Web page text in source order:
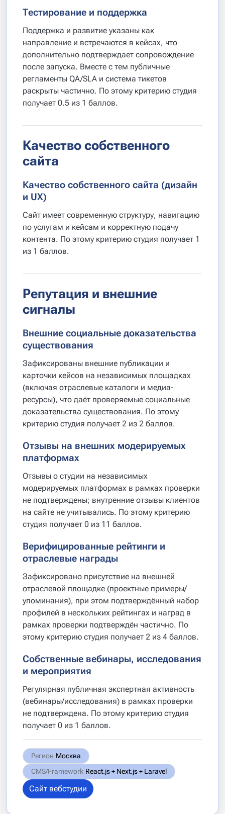
Тестирование и поддержка
Поддержка и развитие указаны как
направление и встречаются в кейсах, что
дополнительно подтверждает сопровождение
после запуска. Вместе с тем публичные
регламенты QA/SLA и система тикетов
раскрыты частично. По этому критерию студия
получает 0.5 из 1 баллов.
Качество собственного
сайта
Качество собственного сайта (дизайн
и UX)
Сайт имеет современную структуру, навигацию
по услугам и кейсам и корректную подачу
контента. По этому критерию студия получает 1
из 1 баллов.
Репутация и внешние
сигналы
Внешние социальные доказательства
существования
Зафиксированы внешние публикации и
карточки кейсов на независимых площадках
(включая отраслевые каталоги и медиа-
ресурсы), что даёт проверяемые социальные
доказательства существования. По этому
критерию студия получает 2 из 2 баллов.
Отзывы на внешних модерируемых
платформах
Отзывы о студии на независимых
модерируемых платформах в рамках проверки
не подтверждены; внутренние отзывы клиентов
на сайте не учитывались. По этому критерию
студия получает 0 из 11 баллов.
Верифицированные рейтинги и
отраслевые награды
Зафиксировано присутствие на внешней
отраслевой площадке (проектные примеры/
упоминания), при этом подтверждённый набор
профилей в нескольких рейтингах и наград в
рамках проверки подтверждён частично. По
этому критерию студия получает 2 из 4 баллов.
Собственные вебинары, исследования
и мероприятия
Регулярная публичная экспертная активность
(вебинары/исследования) в рамках проверки
не подтверждена. По этому критерию студия
получает 0 из 1 баллов.
Регион Москва
CMS/Framework React.js + Next.js + Laravel
Сайт вебстудии